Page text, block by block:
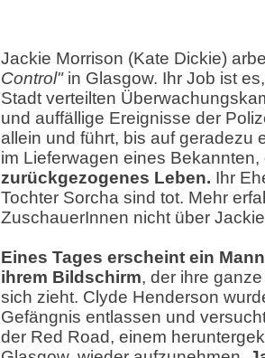
Jackie Morrison (Kate Dickie)
Control"in Glasgow. Ihr Job ist
Stadt verteilten
und auffällige Ereignisse der
allein und führt, bis auf geradezu
im Lieferwagen eines Bekannten,
zurückgezogenes Leben. Ihr
Tochter Sorcha sind tot. Mehr
ZuschauerInnen nicht über
Eines Tages erscheint ein
ihrem Bildschirm, der ihre
sich zieht. Clyde Henderson
Gefängnis entlassen und
der Red Road, einem